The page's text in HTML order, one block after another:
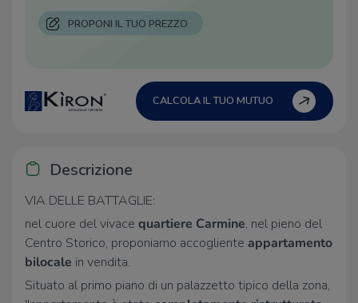
PROPONI IL TUO PREZZO
CALCOLA IL TUO MUTUO
Descrizione
VIA DELLE BATTAGLIE:
nel cuore del vivace quartiere Carmine, nel pieno del
Centro Storico, proponiamo accogliente appartamento
bilocale in vendita.
Situato al primo piano di un palazzetto tipico della zona,